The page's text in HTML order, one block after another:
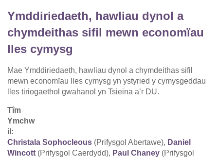
Ymddiriedaeth, hawliau dynol a
chymdeithas sifil mewn economïau
lles cymysg
Mae Ymddiriedaeth, hawliau dynol a chymdeithas sifil
mewn economïau lles cymysg yn ystyried y cymysgeddau
lles tiriogaethol gwahanol yn Tsieina a’r DU.
Tîm
Ymchw
il:
Christala Sophocleous (Prifysgol Abertawe), Daniel
Wincott (Prifysgol Caerdydd), Paul Chaney (Prifysgol